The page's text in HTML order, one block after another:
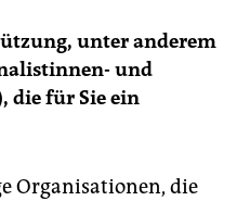
unter anderem
und
die für Sie ein
Organisationen, die